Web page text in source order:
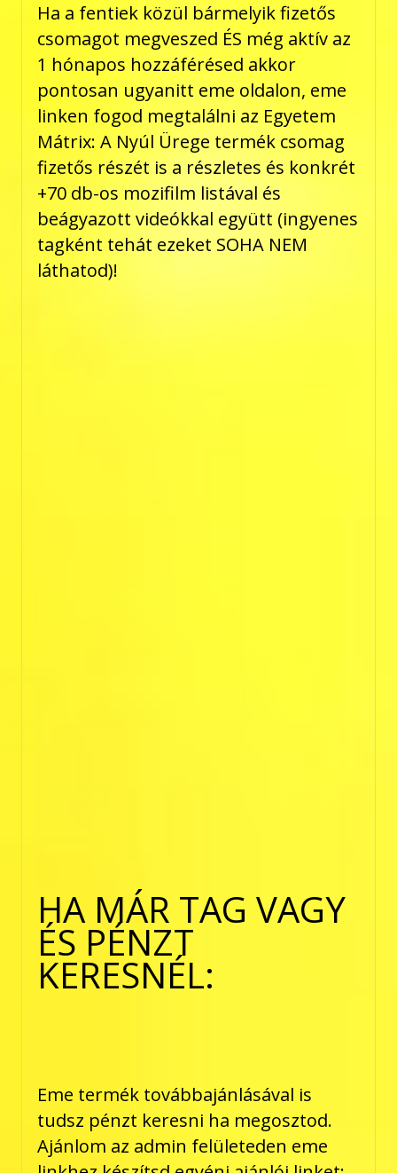
Ha a fentiek közül bármelyik fizetős
csomagot megveszed ÉS még aktív az
1 hónapos hozzáférésed akkor
pontosan ugyanitt eme oldalon, eme
linken fogod megtalálni az Egyetem
Mátrix: A Nyúl Ürege termék csomag
fizetős részét is a részletes és konkrét
+70 db-os mozifilm listával és
beágyazott videókkal együtt (ingyenes
tagként tehát ezeket SOHA NEM
láthatod)!
HA MÁR TAG VAGY
ÉS PÉNZT
KERESNÉL:
Eme termék továbbajánlásával is
tudsz pénzt keresni ha megosztod.
Ajánlom az admin felületeden eme